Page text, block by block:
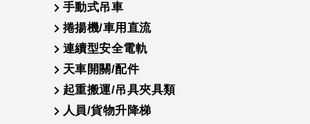
手動式吊車
捲揚機/車用直流
連續型安全電軌
天車開關/配件
起重搬運/吊具夾具類
人員/貨物升降梯